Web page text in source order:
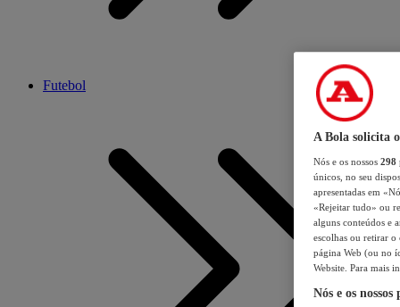
Futebol
A Bola solicita
Nós e os nossos 298
únicos, no seu
apresentadas em
«Rejeitar tudo» ou
alguns conteúdos e
escolhas ou retirar
página Web (ou no
Website. Para mais
Nós e os